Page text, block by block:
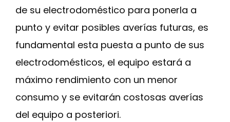
de su electrodoméstico para ponerla a
punto y evitar posibles averías futuras, es
fundamental esta puesta a punto de sus
electrodomésticos, el equipo estará a
máximo rendimiento con un menor
consumo y se evitarán costosas averías
del equipo a posteriori.